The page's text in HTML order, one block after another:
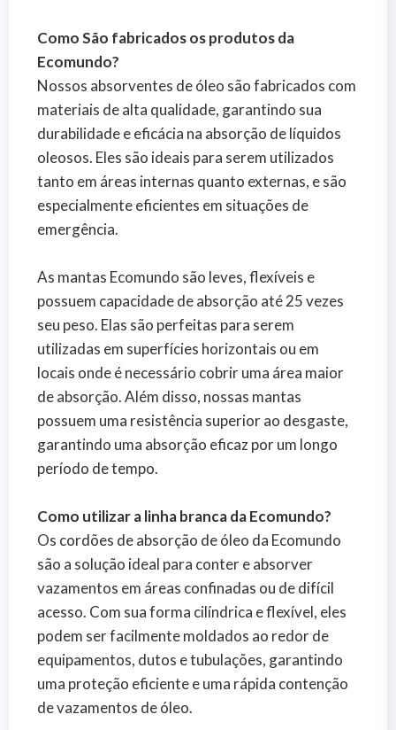
Como São fabricados os produtos da
Ecomundo?
Nossos absorventes de óleo são fabricados com
materiais de alta qualidade, garantindo sua
durabilidade e eficácia na absorção de líquidos
oleosos. Eles são ideais para serem utilizados
tanto em áreas internas quanto externas, e são
especialmente eficientes em situações de
emergência.
As mantas Ecomundo são leves, flexíveis e
possuem capacidade de absorção até 25 vezes
seu peso. Elas são perfeitas para serem
utilizadas em superfícies horizontais ou em
locais onde é necessário cobrir uma área maior
de absorção. Além disso, nossas mantas
possuem uma resistência superior ao desgaste,
garantindo uma absorção eficaz por um longo
período de tempo.
Como utilizar a linha branca da Ecomundo?
Os cordões de absorção de óleo da Ecomundo
são a solução ideal para conter e absorver
vazamentos em áreas confinadas ou de difícil
acesso. Com sua forma cilíndrica e flexível, eles
podem ser facilmente moldados ao redor de
equipamentos, dutos e tubulações, garantindo
uma proteção eficiente e uma rápida contenção
de vazamentos de óleo.